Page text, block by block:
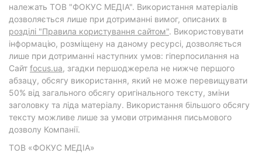
належать ТОВ "ФОКУС МЕДІА". Використання матеріалів
дозволяється лише при дотриманні вимог, описаних в
розділі "Правила користування сайтом". Використовувати
інформацію, розміщену на даному ресурсі, дозволяється
лише при дотриманні наступних умов: гіперпосилання на
Cайт focus.ua, згадки першоджерела не нижче першого
абзацу, обсягу використання, який не може перевищувати
50% від загального обсягу оригінального тексту, зміни
заголовку та ліда матеріалу. Використання більшого обсягу
тексту можливе лише за умови отримання письмового
дозволу Компанії.
ТОВ «ФОКУС МЕДІА»